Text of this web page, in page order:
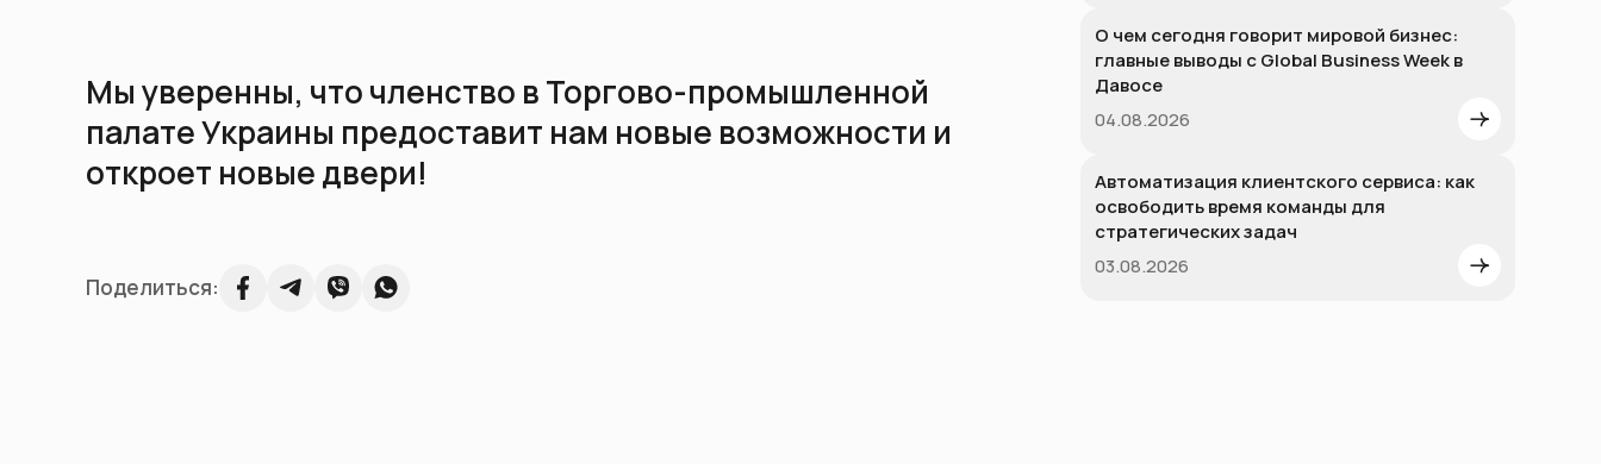
Мы уверенны, что членство в Торгово-промышленной
палате Украины предоставит нам новые возможности и
откроет новые двери!
Поделиться:
О чем сегодня говорит мировой бизнес:
главные выводы с Global Business Week в
Давосе
04.08.2026
Автоматизация клиентского сервиса: как
освободить время команды для
стратегических задач
03.08.2026